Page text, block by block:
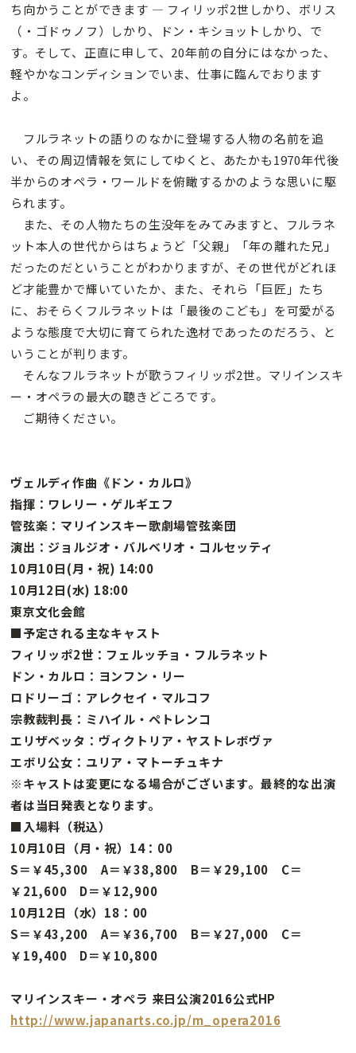
ち向かうことができます — フィリッポ2世しかり、ボリス
（・ゴドゥノフ）しかり、ドン・キショットしかり、で
す。そして、正直に申して、20年前の自分にはなかった、
軽やかなコンディションでいま、仕事に臨んでおります
よ。
フルラネットの語りのなかに登場する人物の名前を追
い、その周辺情報を気にしてゆくと、あたかも1970年代後
半からのオペラ・ワールドを俯瞰するかのような思いに駆
られます。
また、その人物たちの生没年をみてみますと、フルラネ
ット本人の世代からはちょうど「父親」「年の離れた兄」
だったのだということがわかりますが、その世代がどれほ
ど才能豊かで輝いていたか、また、それら「巨匠」たち
に、おそらくフルラネットは「最後のこども」を可愛がる
ような態度で大切に育てられた逸材であったのだろう、と
いうことが判ります。
そんなフルラネットが歌うフィリッポ2世。マリインスキ
ー・オペラの最大の聴きどころです。
ご期待ください。
ヴェルディ作曲《ドン・カルロ》
指揮：ワレリー・ゲルギエフ
管弦楽：マリインスキー歌劇場管弦楽団
演出：ジョルジオ・バルベリオ・コルセッティ
10月10日(月・祝) 14:00
10月12日(水) 18:00
東京文化会館
■予定される主なキャスト
フィリッポ2世：フェルッチョ・フルラネット
ドン・カルロ：ヨンフン・リー
ロドリーゴ：アレクセイ・マルコフ
宗教裁判長：ミハイル・ペトレンコ
エリザベッタ：ヴィクトリア・ヤストレボヴァ
エボリ公女：ユリア・マトーチュキナ
※キャストは変更になる場合がございます。最終的な出演
者は当日発表となります。
■入場料（税込）
10月10日（月・祝）14：00
S＝￥45,300 A＝￥38,800 B＝￥29,100 C＝
￥21,600 D＝￥12,900
10月12日（水）18：00
S＝￥43,200 A＝￥36,700 B＝￥27,000 C＝
￥19,400 D＝￥10,800
マリインスキー・オペラ 来日公演2016公式HP
http://www.japanarts.co.jp/m_opera2016